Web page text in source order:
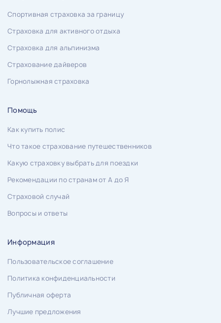
Спортивная страховка за границу
Страховка для активного отдыха
Страховка для альпинизма
Страхование дайверов
Горнолыжная страховка
Помощь
Как купить полис
Что такое страхование путешественников
Какую страховку выбрать для поездки
Рекомендации по странам от А до Я
Страховой случай
Вопросы и ответы
Информация
Пользовательское соглашение
Политика конфиденциальности
Публичная оферта
Лучшие предложения